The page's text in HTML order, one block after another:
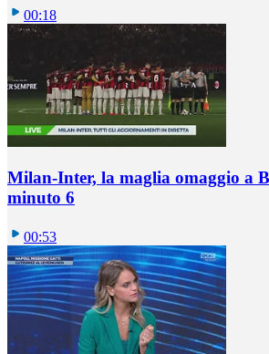
00:18
Milan-Inter, la maglia omaggio a
minuto 6
00:53